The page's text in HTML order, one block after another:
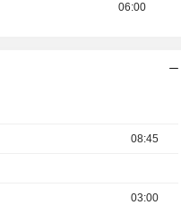
06:00
08:45
03:00